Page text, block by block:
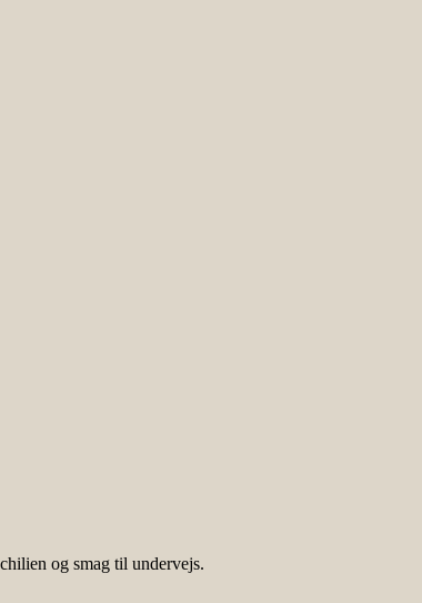
og smag til undervejs.